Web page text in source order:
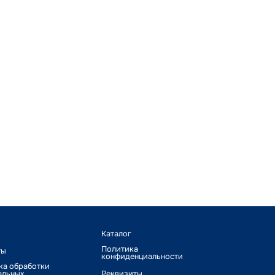
обработки
Каталог
Политика
конфиденциальности